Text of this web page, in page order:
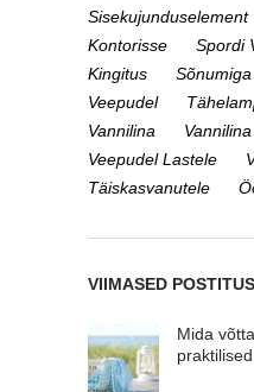
Sisekujunduselement
Kontorisse
Spordi
Kingitus
Veepudel
Vannilina
Veepudel Lastele
Täiskasvanutele
VIIMASED
Mida